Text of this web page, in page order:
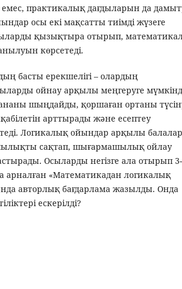
емес, практикалық дағдыларын да
осы екі мақсатты тиімді жүзеге
қызықтыра отырып,
көрсетеді.
басты ерекшелігі – олардың
ойнау арқылы меңгеруге
шыңдайды, қоршаған ортаны
арттырады және есептеу
Логикалық ойындар арқылы балалар
сақтап, шығармашылық ойлау
Осыларды негізге ала отырып 3-
«Математикадан логикалық
авторлық бағдарлама жазылды. Онда
ескерілді?